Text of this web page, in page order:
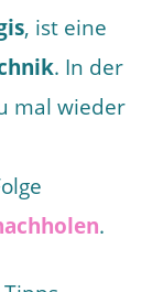
, ist eine
. In der
mal wieder
.